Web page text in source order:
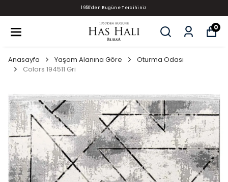
1950'den Bugüne Tercihiniz
0
Anasayfa Yaşam Alanına Göre
Oturma Odası
Colors 194511 Gri